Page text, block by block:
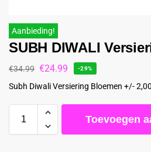
Aanbieding!
SUBH DIWALI
€34.99 €24.99 -29%
Subh Diwali Versiering Bloemen +/-
Toevoegen